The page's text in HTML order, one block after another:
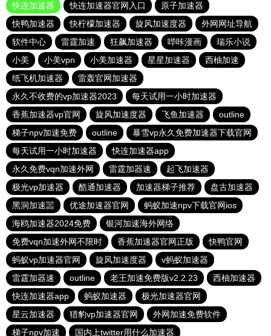
快连加速器
快连加速器官网入口
原子加速器
快鸭加速器
快柠檬加速器 旋风加速度器
外网网址导航
软件中心
雷霆加速 狂飙加速器 哔咔漫画
瑞乐小说
小美
小美vpn 小美加速器 星星加速器
西柚加速
纸飞机加速器
雷轰官网加速器
永久不收费的vp加速器2023
每天试用一小时加速器
香蕉加速器vp官网
旋风加速度器 飞鱼加速器
outline
梯子npv加速免费
outline
暴雪vp永久免费加速器下载官网
每天试用一小时加速器
快连加速器app
永久免费vqn加速外网
雷霆加器速
起飞加速器
极光vp加速器
酷通加速器 加速器梯子推荐
盘古加速器
黑洞加速噐
优途加速器官网
蚂蚁加速npv下载官网ios
海鸥加速器2024免费
银河加速海外网络
免费vqn加速外网不限时
香蕉加速器官网正版
快鸭官网
蚂蚁vp加速器官网
旋风加速度器
v蚂蚁加速器
雷霆加器速
outline 老王加速免费版v2.2.23
西柚加速器
快连加速器app
蚂蚁加速器
极光加速器官网
星云加速器
猎豹vp加速器官网
外网加速免费软件
梯子npv加速
国内上twitter用什么加速器